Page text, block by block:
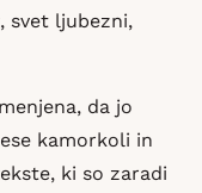
svet ljubezni,
da jo
kamorkoli in
ki so zaradi